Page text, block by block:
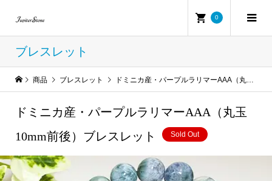
0
ブレスレット
商品 ブレスレット ドミニカ産・パープルラリマーAAA（丸玉10mm前後）ブレスレット
ドミニカ産・パープルラリマーAAA（丸玉
10mm前後）ブレスレット
Sold Out